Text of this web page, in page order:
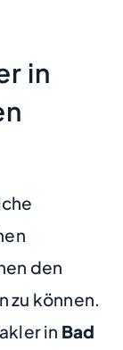
in
den
zu können.
in Bad